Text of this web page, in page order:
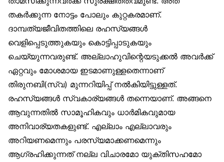
തകർക്കുന്ന നോട്ടം പോലും കുറ്റകരമാണ്.
ദാമ്പത്യജീവിതത്തിലെ രഹസ്യങ്ങൾ
വെളിപ്പെടുത്തുകയും കൊട്ടിപ്പാടുകയും
ചെയ്യുന്നവരുണ്ട്. അല്ലാഹുവിന്റെയടുക്കൽ അവർക്ക്
ഏറ്റവും മോശമായ ഇടമാണുള്ളതെന്നാണ്
തിരുനബി(സ്വ) മുന്നറിയിപ്പ് നൽകിയിട്ടുള്ളത്.
രഹസ്യങ്ങൾ സ്വകാര്യങ്ങൾ തന്നെയാണ്. അങ്ങനെ
ആവുന്നതിൽ സാമൂഹികവും ധാർമികവുമായ
അനിവാര്യതകളുണ്ട്. എല്ലാം എല്ലാവരും
അറിയണമെന്നും പരസ്യമാക്കണമെന്നും
ആഗ്രഹിക്കുന്നത് നല്ല വിചാരമോ യുക്തിസഹമോ